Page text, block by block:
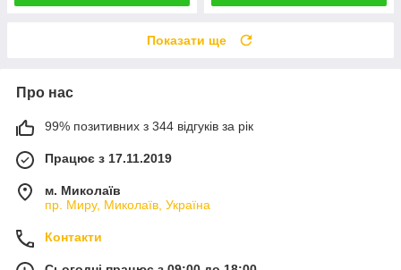
Показати ще
Про нас
99% позитивних з 344 відгуків за рік
Працює з 17.11.2019
м. Миколаїв
пр. Миру, Миколаїв, Україна
Контакти